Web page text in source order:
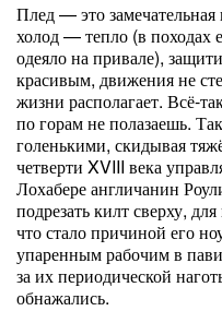
Плед — это
холод — тепло (в походах
одеяло на привале),
красивым, движения не
жизни располагает. Всё-
по горам не полазаешь.
голенькими, скидывая
четверти XVIII века
Лохабере англичанин
подрезать килт сверху,
что стало причиной его
упаренным рабочим в
за их периодической
обнажались.